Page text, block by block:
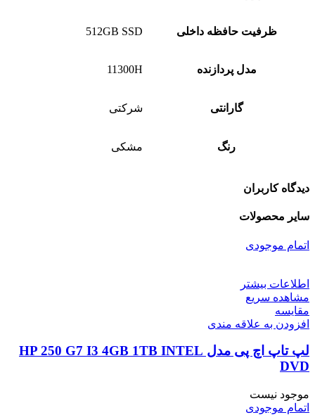
ظرفیت حافظه داخلی 512GB SSD
مدل پردازنده 11300H
گارانتی شرکتی
رنگ مشکی
دیدگاه کاربران
سایر محصولات
اتمام موجودی
اطلاعات بیشتر
مشاهده سریع
مقایسه
افزودن به علاقه مندی
لپ تاپ اچ پی مدل HP 250 G7 I3 4GB 1TB INTEL
DVD
موجود نیست
اتمام موجودی